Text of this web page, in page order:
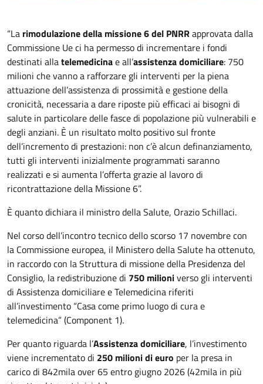
“La rimodulazione della missione 6 del PNRRapprovata dalla
Commissione Ue ci ha permesso di incrementare i fondi
destinati allatelemedicinae all’assistenza domiciliare: 750
milioni che vanno a rafforzare gli interventi per la piena
attuazione dell’assistenza di prossimità e gestione della
cronicità, necessaria a dare riposte più efficaci ai bisogni di
salute in particolare delle fasce di popolazione più vulnerabili e
degli anziani. È un risultato molto positivo sul fronte
dell’incremento di prestazioni: non c’è alcun definanziamento,
tutti gli interventi inizialmente programmati saranno
realizzati e si aumenta l’offerta grazie al lavoro di
ricontrattazione della Missione 6”.
È quanto dichiara il ministro della Salute, Orazio Schillaci.
Nel corso dell’incontro tecnico dello scorso 17 novembre con
la Commissione europea, il Ministero della Salute ha ottenuto,
in raccordo con la Struttura di missione della Presidenza del
Consiglio, la redistribuzione di 750 milioniverso gli interventi
di Assistenza domiciliare e Telemedicina riferiti
all’investimento “Casa come primo luogo di cura e
telemedicina” (Component 1).
Per quanto riguarda l’Assistenza domiciliare, l’investimento
viene incrementato di 250 milioni di euro per la presa in
carico di 842mila over 65 entro giugno 2026 (42mila in più